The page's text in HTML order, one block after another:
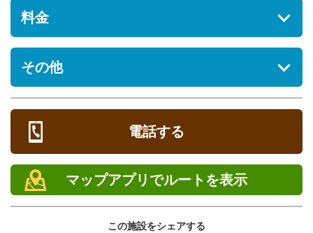
住所
沖縄県島尻郡伊是名村勢理客1542
駐車場
[あり] 無料
営業時間
定休日
0980-50-7330
FAX
0980-50-7330
料金
ム名
ジ
ュ
時
間
施設
利用
料金
2泊30,000
円（消費
税込み）
税込み）
※当施設は、1棟貸しとして
ご利用いただいております。
※1棟あたりのご利用人数は8
ご相談下さい。
その他
あると便利なもの
タオル、洗面具（洗剤、シャンプー類、寝具（8組）は用意し
てあります）
レンタル
バーベキューセット（炭なし）2,200円／1回 ハンモック（組
み立て可動式）500円／1日
電話する
マップアプリでルートを表示
この施設をシェアする